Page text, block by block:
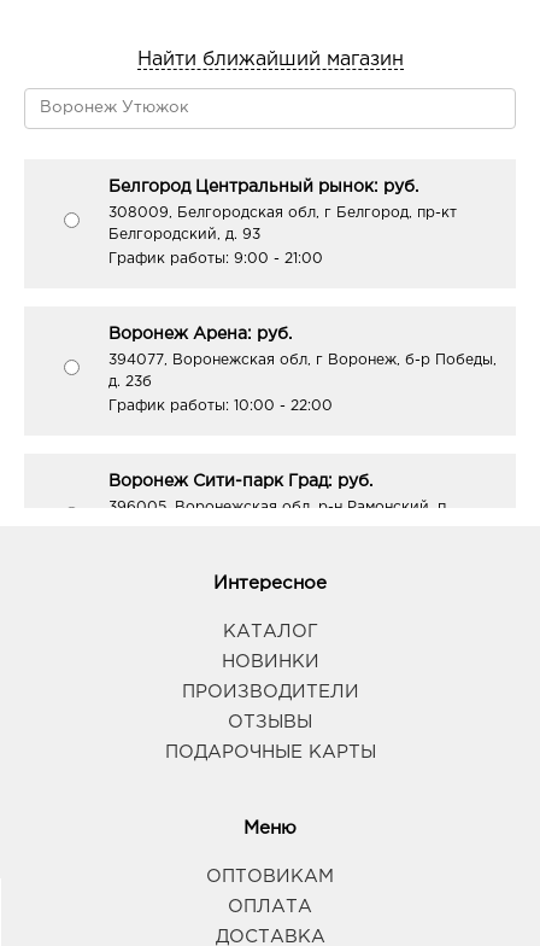
Найти ближайший магазин
Белгород Центральный рынок: руб.
308009, Белгородская обл, г Белгород, пр-кт
Белгородский, д. 93
График работы: 9:00 - 21:00
Воронеж Арена: руб.
394077, Воронежская обл, г Воронеж, б-р Победы,
д. 23б
График работы: 10:00 - 22:00
Воронеж Сити-парк Град: руб.
396005, Воронежская обл, р-н Рамонский, п
Воронеж Атмосфера: руб.
394018, Воронежская обл, г Воронеж, ул
График работы: 10:00 - 21:00
Севастопольская, д. 2а
Интересное
КАТАЛОГ
НОВИНКИ
ПРОИЗВОДИТЕЛИ
ОТЗЫВЫ
ПОДАРОЧНЫЕ КАРТЫ
Меню
ОПТОВИКАМ
ОПЛАТА
ДОСТАВКА